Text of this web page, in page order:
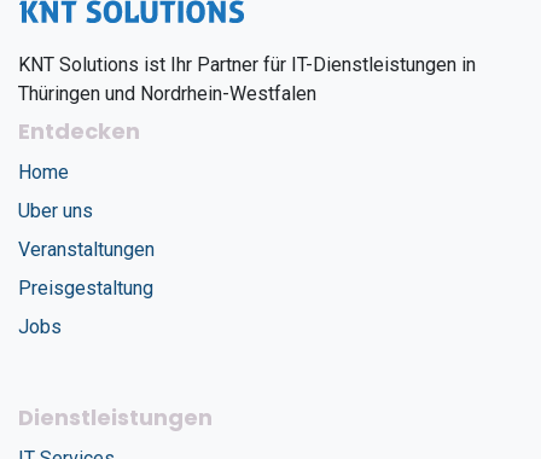
KNT Solutions ist Ihr Partner für IT-Dienstleistungen in
Thüringen und Nordrhein-Westfalen
Entdecken
Home
Uber uns
Veranstaltungen
Preisgestaltung
Jobs
Dienstleistungen